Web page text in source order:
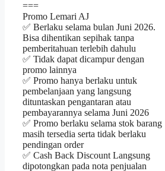
===
Promo Lemari AJ
✅ Berlaku selama bulan Juni 2026.
Bisa dihentikan sepihak tanpa
pemberitahuan terlebih dahulu
✅ Tidak dapat dicampur dengan
promo lainnya
✅ Promo hanya berlaku untuk
pembelanjaan yang langsung
dituntaskan pengantaran atau
pembayarannya selama Juni 2026
✅ Promo berlaku selama stok barang
masih tersedia serta tidak berlaku
pendingan order
✅ Cash Back Discount Langsung
dipotongkan pada nota penjualan